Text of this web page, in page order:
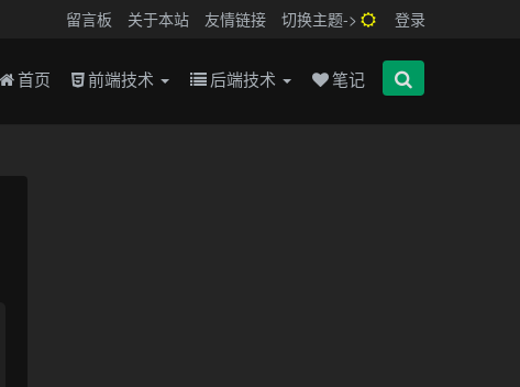
留言板 关于本站 友情链接 切换主题-> 登录
首页 前端技术 后端技术 笔记